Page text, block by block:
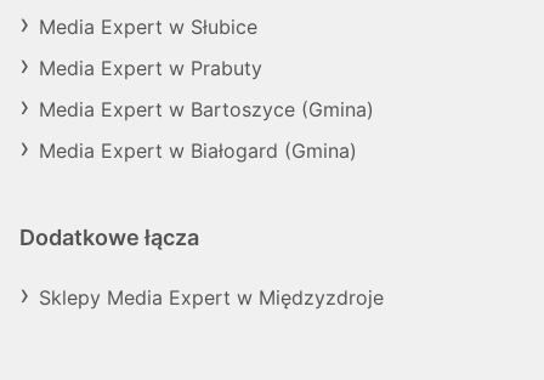
Media Expert w Słubice
Media Expert w Prabuty
Media Expert w Bartoszyce (Gmina)
Media Expert w Białogard (Gmina)
Dodatkowe łącza
Sklepy Media Expert w Międzyzdroje